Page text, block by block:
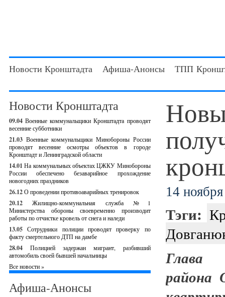
Новости Кронштадта Афиша-Анонсы ТПП
Новости Кронштадта
09.04 Военные коммунальщики Кронштадта проводят
весенние субботники
21.03 Военные коммунальщики Минобороны России
проводят весенние осмотры объектов в городе
Кронштадт и Ленинградской области
14.01 На коммунальных объектах ЦЖКУ Минобороны
России обеспечено безаварийное прохождение
новогодних праздников
26.12О проведении противоаварийных тренировок
20.12
Жилищно-коммунальная служба №1
Министерства обороны своевременно производит
работы по отчистке кровель от снега и наледи
13.05 Сотрудники полиции проводят проверку по
факту смертельного ДТП на дамбе
28.04
Полицией задержан мигрант, разбивший
автомобиль своей бывшей начальницы
Все новости »
Афиша-Анонсы
14
Тэги:
Глава
района